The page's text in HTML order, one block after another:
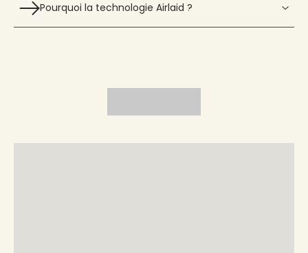
Pourquoi la technologie Airlaid ?